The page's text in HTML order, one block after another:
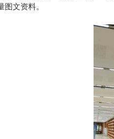
图文资料。